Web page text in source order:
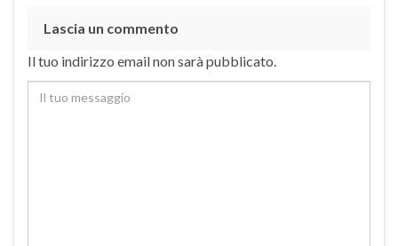
Lascia un commento
Il tuo indirizzo email non sarà pubblicato.